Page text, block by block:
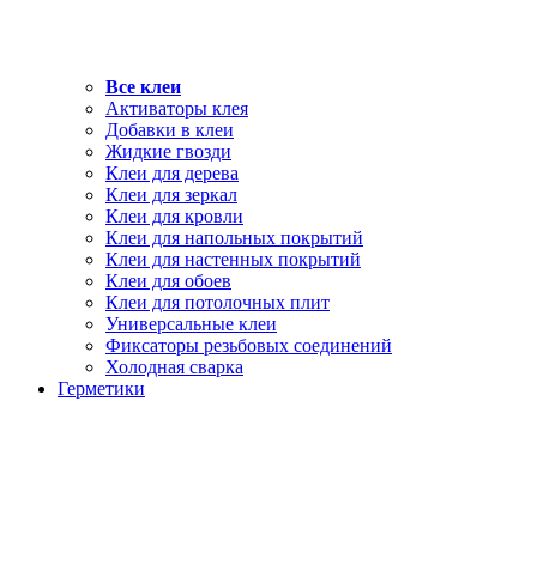
Все клеи
Активаторы клея
Добавки в клеи
Жидкие гвозди
Клеи для дерева
Клеи для зеркал
Клеи для кровли
Клеи для напольных покрытий
Клеи для настенных покрытий
Клеи для обоев
Клеи для потолочных плит
Универсальные клеи
Фиксаторы резьбовых соединений
Холодная сварка
Герметики